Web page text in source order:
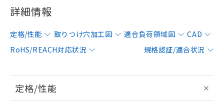
詳細情報
定格/性能 取りつけ穴加工図 適合負荷領域図
CAD
RoHS/REACH対応状況
規格認証/適合状況
定格/性能